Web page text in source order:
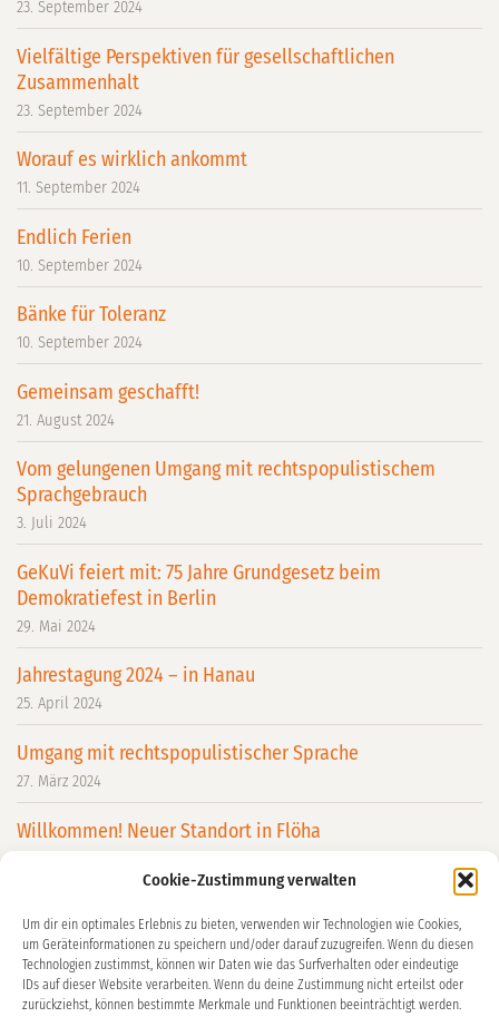
Cookie-Zustimmung verwalten
Um dir ein optimales Erlebnis zu bieten, verwenden wir Technologien wie Cookies,
um Geräteinformationen zu speichern und/oder darauf zuzugreifen. Wenn du diesen
Technologien zustimmst, können wir Daten wie das Surfverhalten oder eindeutige
IDs auf dieser Website verarbeiten. Wenn du deine Zustimmung nicht erteilst oder
zurückziehst, können bestimmte Merkmale und Funktionen beeinträchtigt werden.
23. September 2024
Vielfältige Perspektiven für gesellschaftlichen
Zusammenhalt
23. September 2024
Worauf es wirklich ankommt
11. September 2024
Endlich Ferien
10. September 2024
Bänke für Toleranz
10. September 2024
Gemeinsam geschafft!
21. August 2024
Vom gelungenen Umgang mit rechtspopulistischem
Sprachgebrauch
3. Juli 2024
GeKuVi feiert mit: 75 Jahre Grundgesetz beim
Demokratiefest in Berlin
29. Mai 2024
Jahrestagung 2024 – in Hanau
25. April 2024
Umgang mit rechtspopulistischer Sprache
27. März 2024
Willkommen! Neuer Standort in Flöha
29. Januar 2024
GeKuVi war dabei: Einblicke vom Fachtag „Demokratie
leben!“